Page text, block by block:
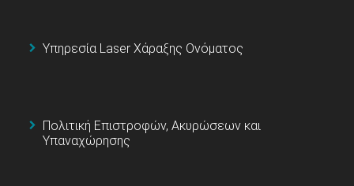
Υπηρεσία Laser Χάραξης Ονόματος
Πολιτική Επιστροφών, Ακυρώσεων και
Υπαναχώρησης